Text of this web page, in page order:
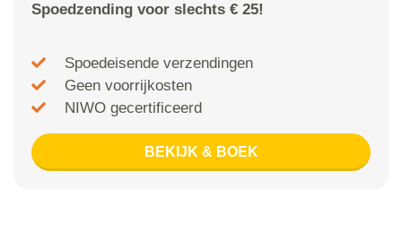
Spoedzending voor slechts € 25!
Spoedeisende verzendingen
Geen voorrijkosten
NIWO gecertificeerd
BEKIJK & BOEK